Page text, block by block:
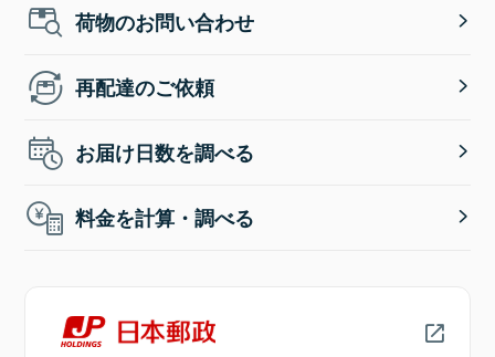
荷物のお問い合わせ
再配達のご依頼
お届け日数を調べる
料金を計算・調べる